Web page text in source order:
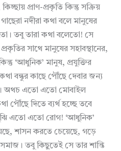
প্রাণ-প্রকৃতি কিন্তু সক্রিয়
নদীরা কথা বলে মানুষের
তবু তারা কথা বলেতো! সে
সাথে মানুষের সহাবস্থানের,
‘আধুনিক’ মানুষ, প্রযুক্তির
বন্ধুর কাছে পৌঁছে দেবার জন্য
অথচ এতো এতো মোবাইল
পৌঁছে দিতে ব্যর্থ হচ্ছে তবে
এতো এতো রোগ! ‘আধুনিক’
শাসন করতে চেয়েছে, গড়ে
তবু কিছুতেই সে তার শান্তি